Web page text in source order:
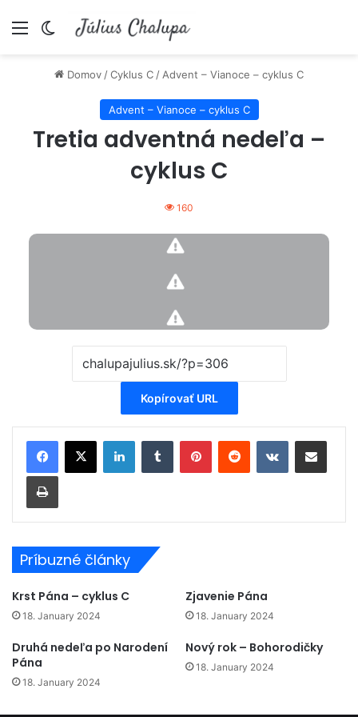
Menu Switch skin
Domov/Cyklus C/Advent – Vianoce – cyklus C
Advent – Vianoce – cyklus C
Tretia adventná nedeľa –
cyklus C
160
Kopírovať URL
LinkedInTumblr PinterestReddit VKontakteZdieľať cez email
Tlačiť
Príbuzné články
Krst Pána – cyklus C
18. January 2024
Zjavenie Pána
18. January 2024
Druhá nedeľa po Narodení
Pána
18. January 2024
Nový rok – Bohorodičky
18. January 2024